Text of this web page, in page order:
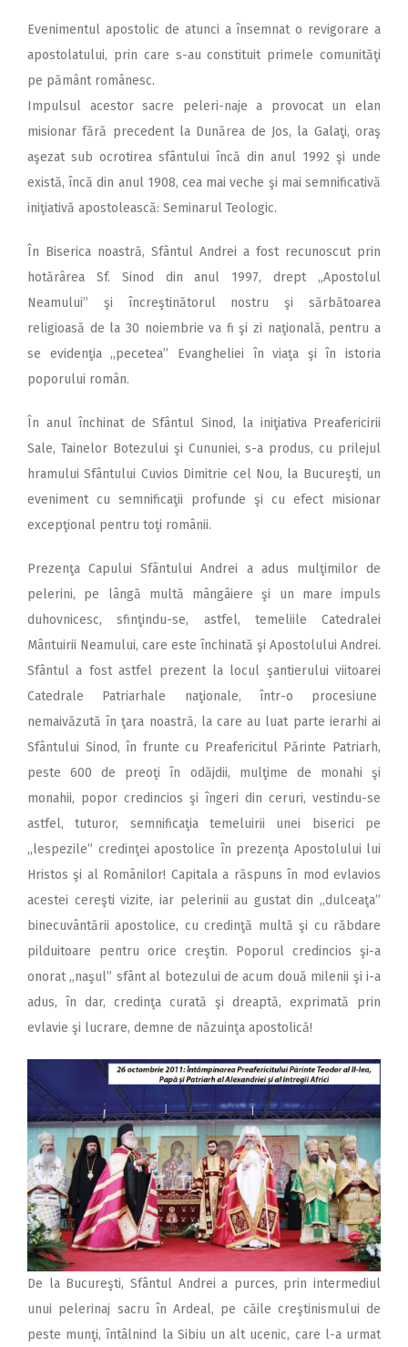
Evenimentul apostolic de atunci a însemnat o revigorare a
apostolatului, prin care s-au constituit primele comunităţi
pe pământ românesc.
Impulsul acestor sacre peleri-naje a provocat un elan
misionar fără precedent la Dunărea de Jos, la Galaţi, oraş
aşezat sub ocrotirea sfântului încă din anul 1992 şi unde
există, încă din anul 1908, cea mai veche şi mai semnificativă
iniţiativă apostolească: Seminarul Teologic.
În Biserica noastră, Sfântul Andrei a fost recunoscut prin
hotărârea Sf. Sinod din anul 1997, drept ,,Apostolul
Neamului” şi încreştinătorul nostru şi sărbătoarea
religioasă de la 30 noiembrie va fi şi zi naţională, pentru a
se evidenţia ,,pecetea” Evangheliei în viaţa şi în istoria
poporului român.
În anul închinat de Sfântul Sinod, la iniţiativa Preafericirii
Sale, Tainelor Botezului şi Cununiei, s-a produs, cu prilejul
hramului Sfântului Cuvios Dimitrie cel Nou, la Bucureşti, un
eveniment cu semnificaţii profunde şi cu efect misionar
excepţional pentru toţi românii.
Prezenţa Capului Sfântului Andrei a adus mulţimilor de
pelerini, pe lângă multă mângâiere şi un mare impuls
duhovnicesc, sfinţindu-se, astfel, temeliile Catedralei
Mântuirii Neamului, care este închinată şi Apostolului Andrei.
Sfântul a fost astfel prezent la locul şantierului viitoarei
Catedrale Patriarhale naţionale, într-o procesiune
nemaivăzută în ţara noastră, la care au luat parte ierarhi ai
Sfântului Sinod, în frunte cu Preafericitul Părinte Patriarh,
peste 600 de preoţi în odăjdii, mulţime de monahi şi
monahii, popor credincios şi îngeri din ceruri, vestindu-se
astfel, tuturor, semnificaţia temeluirii unei biserici pe
,,lespezile” credinţei apostolice în prezenţa Apostolului lui
Hristos şi al Românilor! Capitala a răspuns în mod evlavios
acestei cereşti vizite, iar pelerinii au gustat din ,,dulceaţa”
binecuvântării apostolice, cu credinţă multă şi cu răbdare
pilduitoare pentru orice creştin. Poporul credincios şi-a
onorat ,,naşul” sfânt al botezului de acum două milenii şi i-a
adus, în dar, credinţa curată şi dreaptă, exprimată prin
evlavie şi lucrare, demne de năzuinţa apostolică!
De la Bucureşti, Sfântul Andrei a purces, prin intermediul
unui pelerinaj sacru în Ardeal, pe căile creştinismului de
peste munţi, întâlnind la Sibiu un alt ucenic, care l-a urmat